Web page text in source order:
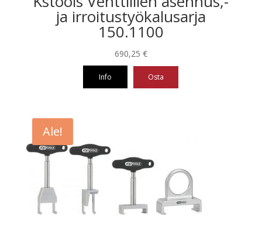
ja irroitustyökalusarja
150.1100
690,25 €
Info Osta
Ale!